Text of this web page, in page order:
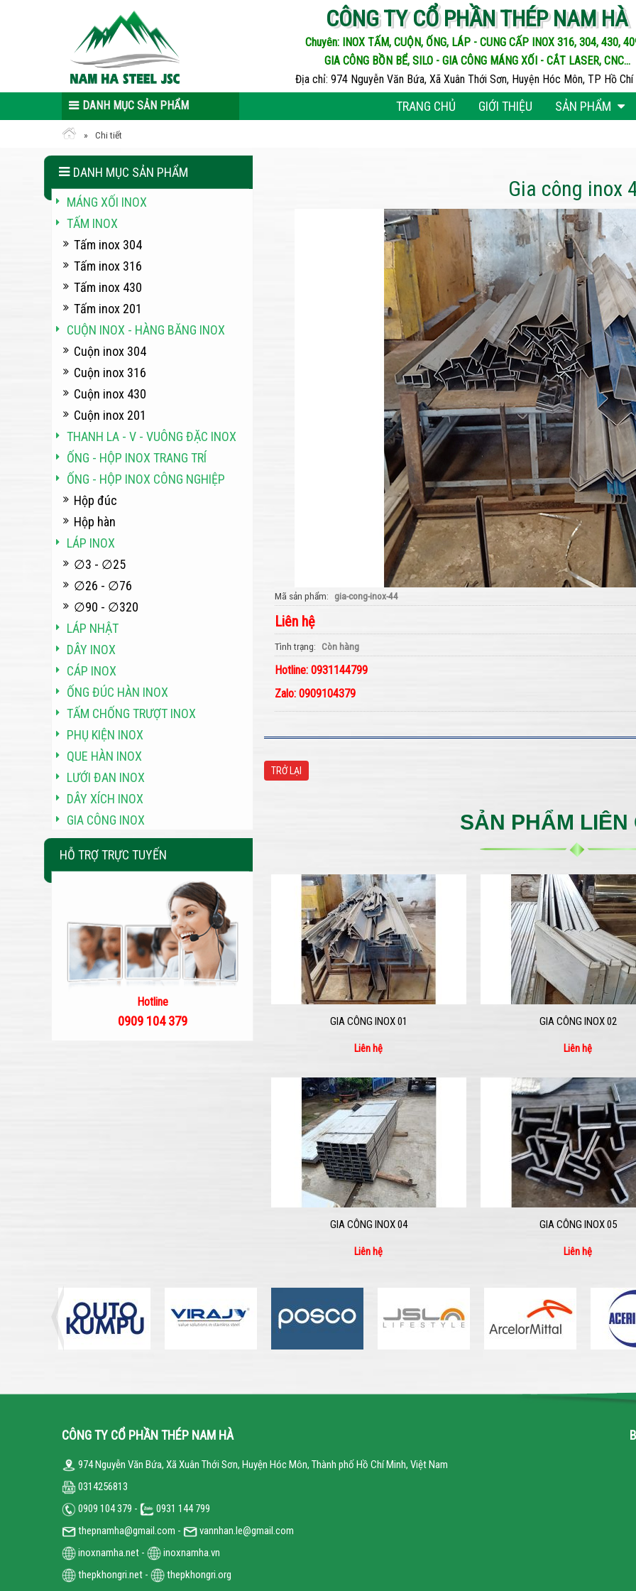
CÔNG TY CỔ PHẦN THÉP NAM HÀ
Chuyên: INOX TẤM, CUỘN, ỐNG, LÁP - CUNG CẤP INOX 316, 304, 430,
GIA CÔNG BỒN BỂ, SILO - GIA CÔNG MÁNG XỐI - CẮT LASER, CNC...
Địa chỉ: 974 Nguyễn Văn Bứa, Xã Xuân Thới Sơn, Huyện Hóc Môn, TP Hồ Chí
DANH MỤC SẢN PHẨM
TRANG CHỦ GIỚI THIỆU SẢN PHẨM
Chi tiết
Gia công inox
Mã sản phẩm gia-cong-inox-44
Liên hệ
Tình trạng Còn hàng
Hotline: 0931144799
Zalo: 0909104379
TRỞ LẠI
SẢN PHẨM LIÊN
GIA CÔNG INOX 01
Liên hệ
GIA CÔNG INOX 02
Liên hệ
GIA CÔNG INOX 04
Liên hệ
GIA CÔNG INOX 05
Liên hệ
DANH MỤC SẢN PHẨM
MÁNG XỐI INOX
TẤM INOX
Tấm inox 304
Tấm inox 316
Tấm inox 430
Tấm inox 201
CUỘN INOX - HÀNG BĂNG INOX
Cuộn inox 304
Cuộn inox 316
Cuộn inox 430
Cuộn inox 201
THANH LA - V - VUÔNG ĐẶC INOX
ỐNG - HỘP INOX TRANG TRÍ
ỐNG - HỘP INOX CÔNG NGHIỆP
Hộp đúc
Hộp hàn
LÁP INOX
∅3 - ∅25
∅26 - ∅76
∅90 - ∅320
LÁP NHẬT
DÂY INOX
CÁP INOX
ỐNG ĐÚC HÀN INOX
TẤM CHỐNG TRƯỢT INOX
PHỤ KIỆN INOX
QUE HÀN INOX
LƯỚI ĐAN INOX
DÂY XÍCH INOX
GIA CÔNG INOX
HỖ TRỢ TRỰC TUYẾN
Hotline
0909 104 379
CÔNG TY CỔ PHẦN THÉP NAM HÀ
974 Nguyễn Văn Bứa, Xã Xuân Thới Sơn, Huyện Hóc Môn, Thành phố Hồ Chí Minh, Việt Nam
0314256813
0909 104 379 -
0931 144 799
thepnamha@gmail.com -
vannhan.le@gmail.com
inoxnamha.net -
inoxnamha.vn
thepkhongri.net - thepkhongri.org